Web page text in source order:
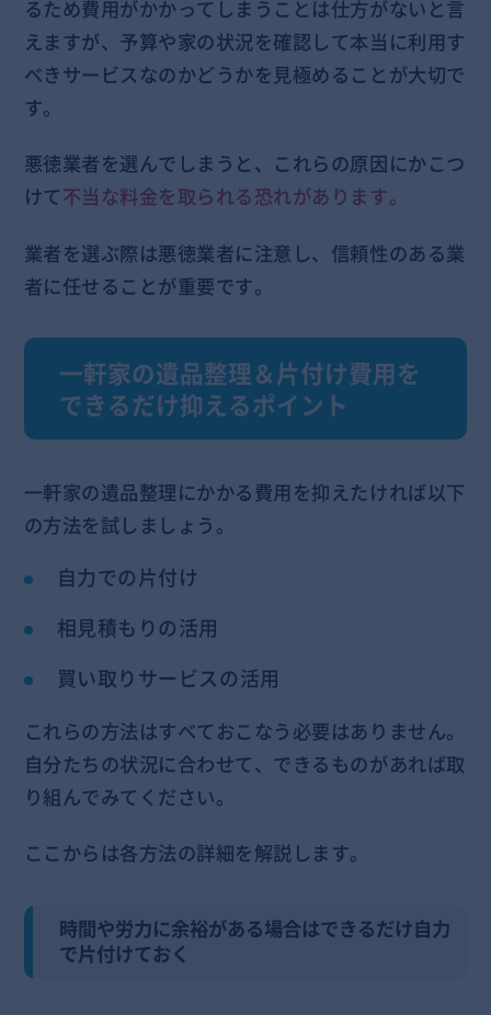
るため費用がかかってしまうことは仕方がないと言
えますが、予算や家の状況を確認して本当に利用す
べきサービスなのかどうかを見極めることが大切で
す。
悪徳業者を選んでしまうと、これらの原因にかこつ
けて不当な料金を取られる恐れがあります。
業者を選ぶ際は悪徳業者に注意し、信頼性のある業
者に任せることが重要です。
一軒家の遺品整理＆片付け費用を
できるだけ抑えるポイント
一軒家の遺品整理にかかる費用を抑えたければ以下
の方法を試しましょう。
自力での片付け
相見積もりの活用
買い取りサービスの活用
これらの方法はすべておこなう必要はありません。
自分たちの状況に合わせて、できるものがあれば取
り組んでみてください。
ここからは各方法の詳細を解説します。
時間や労力に余裕がある場合はできるだけ自力
で片付けておく